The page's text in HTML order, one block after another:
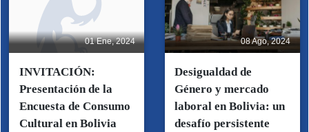
01 Ene, 2024
INVITACIÓN:
Presentación de la
Encuesta de Consumo
Cultural en Bolivia
08 Ago, 2024
Desigualdad de
Género y mercado
laboral en Bolivia: un
desafío persistente